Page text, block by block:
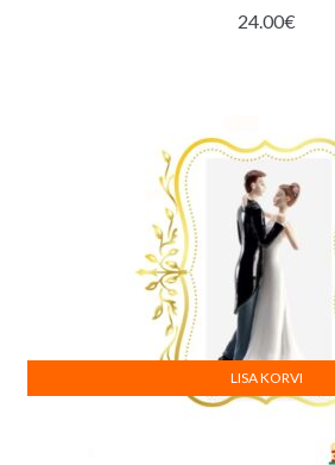
24.00€
LISA KORVI